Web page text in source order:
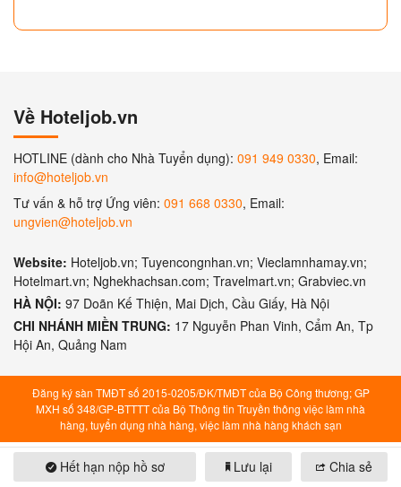
Hết hạn nộp hồ sơ Lưu lại Chia sẻ
Về Hoteljob.vn
HOTLINE (dành cho Nhà Tuyển dụng): 091 949 0330, Email:
info@hoteljob.vn
Tư vấn & hỗ trợ Ứng viên: 091 668 0330, Email:
ungvien@hoteljob.vn
Website: Hoteljob.vn; Tuyencongnhan.vn; Vieclamnhamay.vn;
Hotelmart.vn; Nghekhachsan.com; Travelmart.vn; Grabviec.vn
HÀ NỘI: 97 Doãn Kế Thiện, Mai Dịch, Cầu Giấy, Hà Nội
CHI NHÁNH MIỀN TRUNG: 17 Nguyễn Phan Vinh, Cẩm An, Tp
Hội An, Quảng Nam
Đăng ký sàn TMĐT số 2015-0205/ĐK/TMĐT của Bộ Công thương; GP
MXH số 348/GP-BTTTT của Bộ Thông tin Truyền thông việc làm nhà
hàng, tuyển dụng nhà hàng, việc làm nhà hàng khách sạn